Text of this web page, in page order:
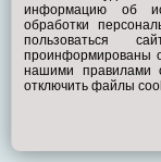
информацию об
обработки
пользоваться
проинформированы
нашими правилами
отключить файлы